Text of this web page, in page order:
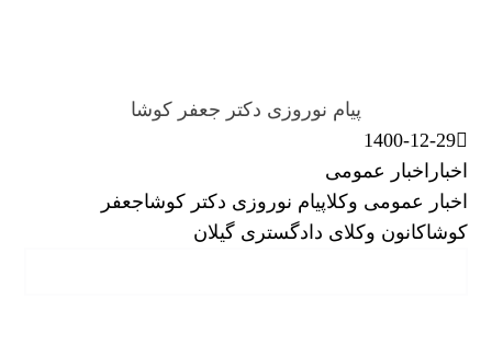
پیام نوروزی دکتر جعفر کوشا
1400-12-29
اخبار اخبار عمومی
اخبار عمومی وکلاپیام نوروزی دکتر کوشاجعفر
کوشاکانون وکلای دادگستری گیلان